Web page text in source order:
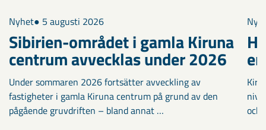
Nyhet● 5 augusti 2026
Sibirien-området i gamla Kiruna
centrum avvecklas under 2026
Under sommaren 2026 fortsätter avveckling av
fastigheter i gamla Kiruna centrum på grund av den
pågående gruvdriften – bland annat …
och